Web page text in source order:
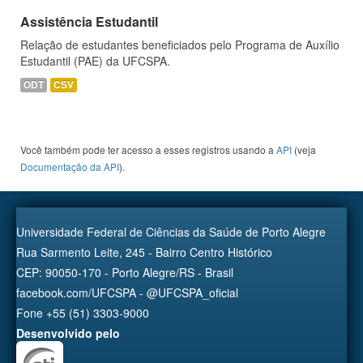
Assistência Estudantil
Relação de estudantes beneficiados pelo Programa de Auxílio
Estudantil (PAE) da UFCSPA.
ODT CSV
Você também pode ter acesso a esses registros usando a API (veja
Documentação da API).
Universidade Federal de Ciências da Saúde de Porto Alegre
Rua Sarmento Leite, 245 - Bairro Centro Histórico
CEP: 90050-170 - Porto Alegre/RS - Brasil
facebook.com/UFCSPA - @UFCSPA_oficial
Fone +55 (51) 3303-9000
Desenvolvido pelo